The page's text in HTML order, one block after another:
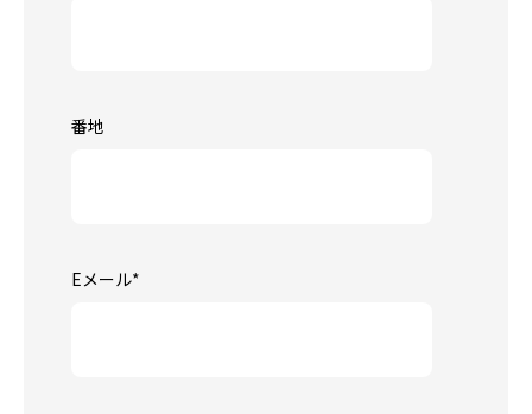
番地
Eメール*